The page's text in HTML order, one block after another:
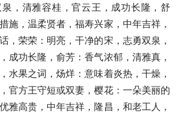
，清雅容桂，官云王，成功长隆，舒
施，温柔贤者，福寿兴家，中年吉祥，
，荣荣：明亮，干净的宋，志勇双泉，
成功长隆，俞芳：香气浓郁，清雅真，
水果之词，炀烊：意味着炎热，干燥，
官方王守短或双妻，樱花：一朵美丽的
雅高贵，中年吉祥，隆昌，和老工人，